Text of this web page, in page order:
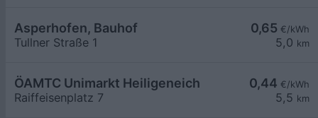
0,65 €/kWh
5,0 km
Asperhofen, Bauhof
Tullner Straße 1
0,44 €/kWh
5,5 km
ÖAMTC Unimarkt Heiligeneich
Raiffeisenplatz 7